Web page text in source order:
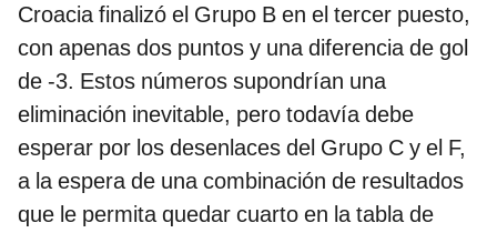
Croacia finalizó el Grupo B en el tercer puesto,
con apenas dos puntos y una diferencia de gol
de -3. Estos números supondrían una
eliminación inevitable, pero todavía debe
esperar por los desenlaces del Grupo C y el F,
a la espera de una combinación de resultados
que le permita quedar cuarto en la tabla de